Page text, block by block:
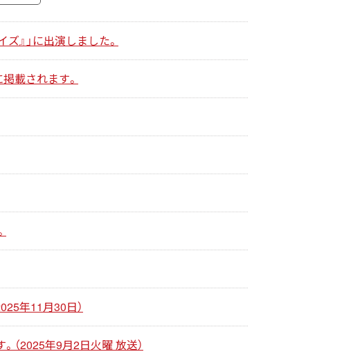
』」に出演しました。
載されます。
年11月30日）
（2025年9月2日火曜 放送）